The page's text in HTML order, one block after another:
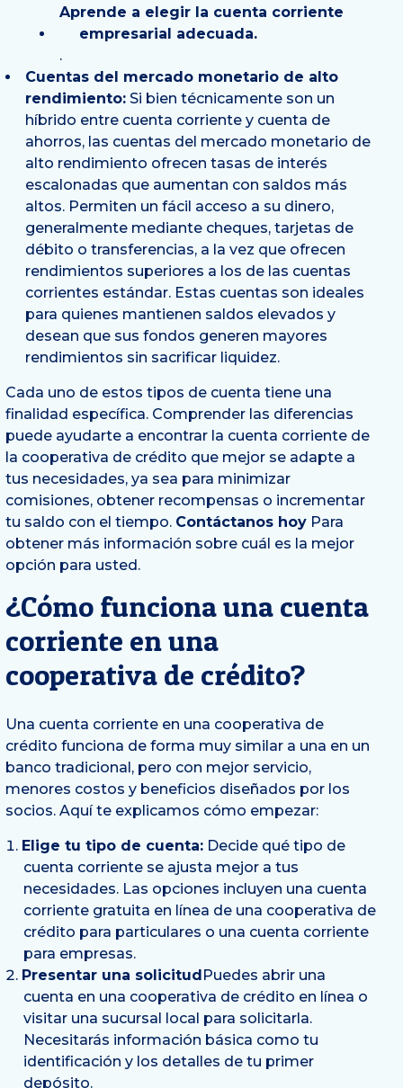
Aprende a elegir la cuenta corriente
empresarial adecuada.
.
Cuentas del mercado monetario de alto
rendimiento: Si bien técnicamente son un
híbrido entre cuenta corriente y cuenta de
ahorros, las cuentas del mercado monetario de
alto rendimiento ofrecen tasas de interés
escalonadas que aumentan con saldos más
altos. Permiten un fácil acceso a su dinero,
generalmente mediante cheques, tarjetas de
débito o transferencias, a la vez que ofrecen
rendimientos superiores a los de las cuentas
corrientes estándar. Estas cuentas son ideales
para quienes mantienen saldos elevados y
desean que sus fondos generen mayores
rendimientos sin sacrificar liquidez.
Cada uno de estos tipos de cuenta tiene una
finalidad específica. Comprender las diferencias
puede ayudarte a encontrar la cuenta corriente de
la cooperativa de crédito que mejor se adapte a
tus necesidades, ya sea para minimizar
comisiones, obtener recompensas o incrementar
tu saldo con el tiempo. Contáctanos hoy Para
obtener más información sobre cuál es la mejor
opción para usted.
¿Cómo funciona una cuenta
corriente en una
cooperativa de crédito?
Una cuenta corriente en una cooperativa de
crédito funciona de forma muy similar a una en un
banco tradicional, pero con mejor servicio,
menores costos y beneficios diseñados por los
socios. Aquí te explicamos cómo empezar:
Elige tu tipo de cuenta: Decide qué tipo de
cuenta corriente se ajusta mejor a tus
necesidades. Las opciones incluyen una cuenta
corriente gratuita en línea de una cooperativa de
crédito para particulares o una cuenta corriente
para empresas.
Presentar una solicitudPuedes abrir una
cuenta en una cooperativa de crédito en línea o
visitar una sucursal local para solicitarla.
Necesitarás información básica como tu
identificación y los detalles de tu primer
depósito.